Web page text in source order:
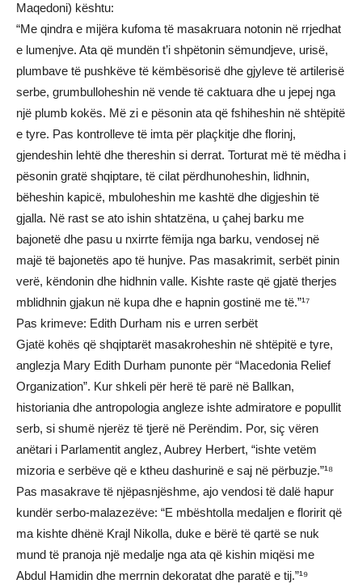
Maqedoni) kështu:
“Me qindra e mijëra kufoma të masakruara notonin në rrjedhat
e lumenjve. Ata që mundën t’i shpëtonin sëmundjeve, urisë,
plumbave të pushkëve të këmbësorisë dhe gjyleve të artilerisë
serbe, grumbulloheshin në vende të caktuara dhe u jepej nga
një plumb kokës. Më zi e pësonin ata që fshiheshin në shtëpitë
e tyre. Pas kontrolleve të imta për plaçkitje dhe florinj,
gjendeshin lehtë dhe thereshin si derrat. Torturat më të mëdha i
pësonin gratë shqiptare, të cilat përdhunoheshin, lidhnin,
bëheshin kapicë, mbuloheshin me kashtë dhe digjeshin të
gjalla. Në rast se ato ishin shtatzëna, u çahej barku me
bajonetë dhe pasu u nxirrte fëmija nga barku, vendosej në
majë të bajonetës apo të hunjve. Pas masakrimit, serbët pinin
verë, këndonin dhe hidhnin valle. Kishte raste që gjatë therjes
mblidhnin gjakun në kupa dhe e hapnin gostinë me të.”¹⁷
Pas krimeve: Edith Durham nis e urren serbët
Gjatë kohës që shqiptarët masakroheshin në shtëpitë e tyre,
anglezja Mary Edith Durham punonte për “Macedonia Relief
Organization”. Kur shkeli për herë të parë në Ballkan,
historiania dhe antropologia angleze ishte admiratore e popullit
serb, si shumë njerëz të tjerë në Perëndim. Por, siç vëren
anëtari i Parlamentit anglez, Aubrey Herbert, “ishte vetëm
mizoria e serbëve që e ktheu dashurinë e saj në përbuzje.”¹⁸
Pas masakrave të njëpasnjëshme, ajo vendosi të dalë hapur
kundër serbo-malazezëve: “E mbështolla medaljen e floririt që
ma kishte dhënë Krajl Nikolla, duke e bërë të qartë se nuk
mund të pranoja një medalje nga ata që kishin miqësi me
Abdul Hamidin dhe merrnin dekoratat dhe paratë e tij.”¹⁹